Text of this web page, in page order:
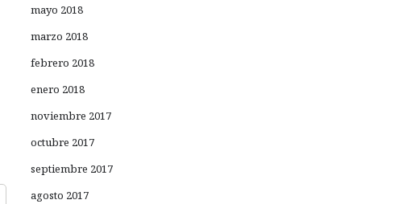
mayo 2018
marzo 2018
febrero 2018
enero 2018
noviembre 2017
octubre 2017
septiembre 2017
agosto 2017